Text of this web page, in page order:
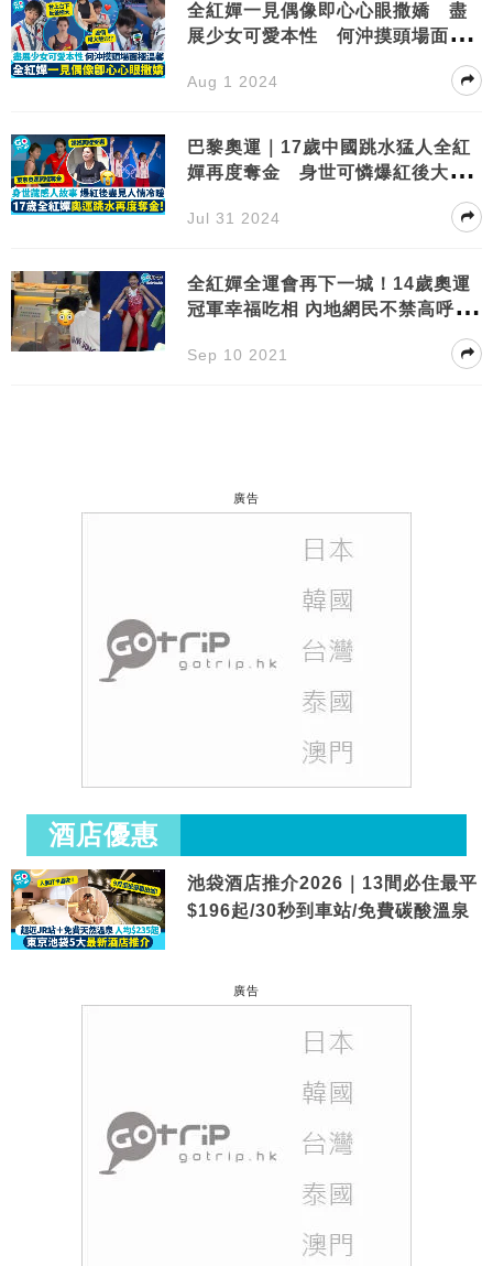
全紅嬋一見偶像即心心眼撒嬌 盡
展少女可愛本性 何沖摸頭場面極
Aug 1 2024
巴黎奧運｜17歲中國跳水猛人全紅
嬋再度奪金 身世可憐爆紅後大翻
Jul 31 2024
全紅嬋全運會再下一城！14歲奧運
冠軍幸福吃相 內地網民不禁高呼：
Sep 10 2021
廣告
酒店優惠
池袋酒店推介2026｜13間必住最平
$196起/30秒到車站/免費碳酸溫泉
廣告